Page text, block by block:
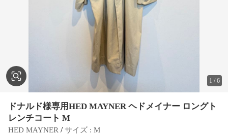
1 /6
ドナルド様専用HED MAYNER ヘドメイナー ロングト
レンチコート M
HED MAYNER / サイズ : M